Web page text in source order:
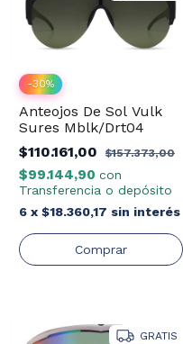
-30%
Anteojos De Sol Vulk
Sures Mblk/Drt04
$110.161,00
$157.373,00
$99.144,90 con
Transferencia o depósito
6 x $18.360,17 sin interés
GRATIS